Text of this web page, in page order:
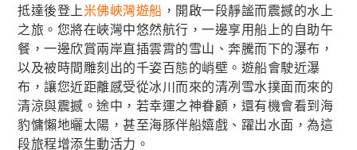
抵達後登上米佛峽灣遊船 ，開啟一段靜謐而震撼的水上
之旅。您將在峽灣中悠然航行，一邊享用船上的自助午
餐，一邊欣賞兩岸直插雲霄的雪山、奔騰而下的瀑布，
以及被時間雕刻出的千姿百態的峭壁。遊船會駛近瀑
布，讓您近距離感受從冰川而來的清冽雪水撲面而來的
清涼與震撼。途中，若幸運之神眷顧，還有機會看到海
豹慵懶地曬太陽，甚至海豚伴船嬉戲、躍出水面，為這
段旅程增添生動活力。